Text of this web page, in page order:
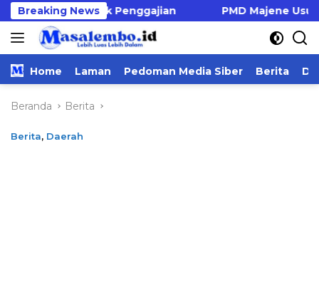
Langsung
ke
konten
Breaking News
Penggajian PMD Majene Usul Rp 1,8 Miliar
Home Laman Pedoman Media Siber Berita
Beranda Berita
Berita, Daerah